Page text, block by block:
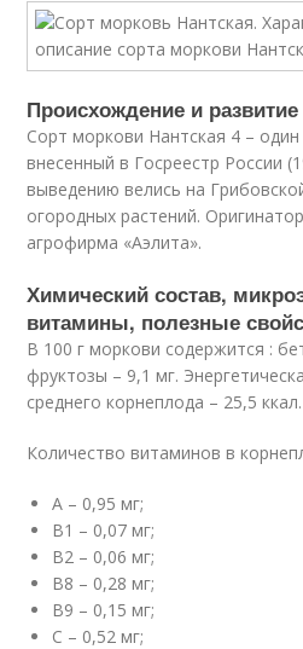
Происхождение и развитие
Сорт моркови Нантская 4 –
внесенный в Госреестр России
выведению велись на
огородных растений.
агрофирма «Аэлита».
Химический состав,
витамины, полезные
В 100 г моркови содержится :
фруктозы – 9,1 мг.
среднего корнеплода – 25,5 ккал.
Количество витаминов в
А – 0,95 мг;
В1 – 0,07 мг;
В2 – 0,06 мг;
В8 – 0,28 мг;
В9 – 0,15 мг;
С – 0,52 мг;